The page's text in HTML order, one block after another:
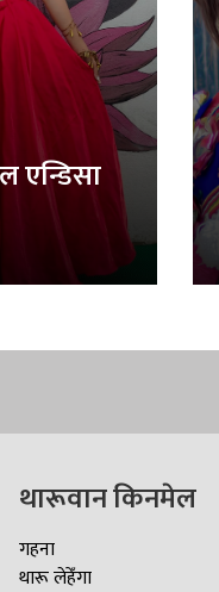
एन्डिसा
थारूवान किनमेल
गहना
थारू लेहेँगा